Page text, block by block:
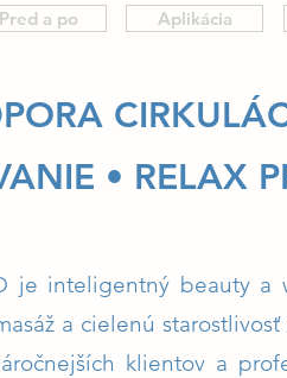
Pred a po Aplikácia
• RELAX
je inteligentný beauty a
a cielenú
klientov a